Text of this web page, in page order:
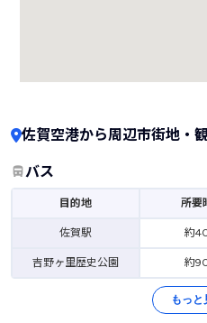
佐賀空港から周辺市街地・
バス
目的地 所要
佐賀駅 約
吉野ヶ里歴史公園 約
もっと